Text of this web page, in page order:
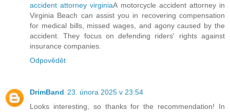
accident attorney virginiaA motorcycle accident attorney in
Virginia Beach can assist you in recovering compensation
for medical bills, missed wages, and agony caused by the
accident. They focus on defending riders' rights against
insurance companies.
Odpovědět
DrimBand 23. února 2025 v 23:54
Looks interesting, so thanks for the recommendation! In